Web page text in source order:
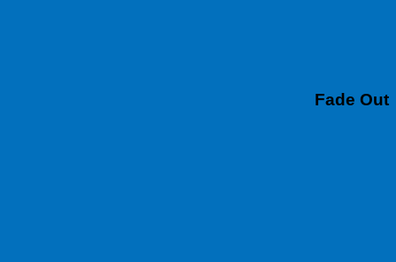
Fade Out